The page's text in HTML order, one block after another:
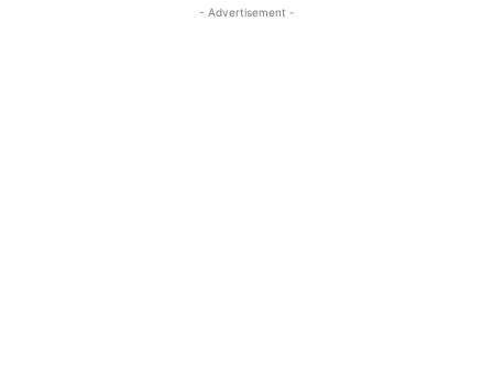
- Advertisement -